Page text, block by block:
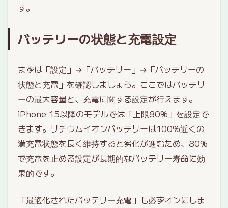
す。
バッテリーの状態と充電設定
まずは「設定」→「バッテリー」→「バッテリーの
状態と充電」を確認しましょう。ここではバッテリ
ーの最大容量と、充電に関する設定が行えます。
iPhone 15以降のモデルでは「上限80%」を設定で
きます。リチウムイオンバッテリーは100%近くの
満充電状態を長く維持すると劣化が進むため、80%
で充電を止める設定が長期的なバッテリー寿命に効
果的です。
「最適化されたバッテリー充電」も必ずオンにしま